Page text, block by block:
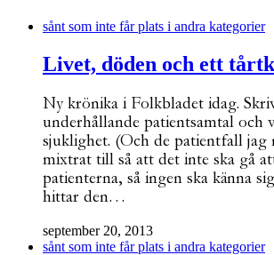
sånt som inte får plats i andra kategorier
Livet, döden och ett
Ny krönika i Folkbladet idag.
underhållande patientsamtal och
sjuklighet. (Och de patientfall jag
mixtrat till så att det inte ska gå
patienterna, så ingen ska känna
hittar den…
september 20, 2013
sånt som inte får plats i andra kategorier